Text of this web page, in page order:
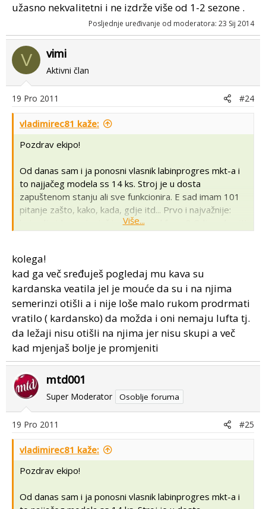
užasno nekvalitetni i ne izdrže više od 1-2 sezone .
Posljednje uređivanje od moderatora: 23 Sij 2014
V vimi
Aktivni član
19 Pro 2011 #24
vladimirec81 kaže:
Pozdrav ekipo!
Od danas sam i ja ponosni vlasnik labinprogres mkt-a i
to najjačeg modela ss 14 ks. Stroj je u dosta
zapuštenom stanju ali sve funkcionira. E sad imam 101
pitanje zašto, kako, kada, gdje itd... Prvo i najvažnije:
koje ulje ide u mjenjač i prijenos od freze? Gdje nabaviti
kompletnog perem pa budem videl kaj još treba složiti.
Više...
kolega!
kad ga več sređuješ pogledaj mu kava su
kardanska veatila jel je mouće da su i na njima
semerinzi otišli a i nije loše malo rukom prodrmati
vratilo ( kardansko) da možda i oni nemaju lufta tj.
da ležaji nisu otišli na njima jer nisu skupi a več
kad mjenjaš bolje je promjeniti
mtd001
Super Moderator Osoblje foruma
19 Pro 2011 #25
vladimirec81 kaže:
Pozdrav ekipo!
Od danas sam i ja ponosni vlasnik labinprogres mkt-a i